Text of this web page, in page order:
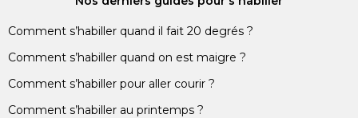
Comment s’habiller quand il fait 20 degrés ?
Comment s’habiller quand on est maigre ?
Comment s’habiller pour aller courir ?
Comment s’habiller au printemps ?